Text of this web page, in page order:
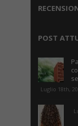
POST
Luglio 18th,